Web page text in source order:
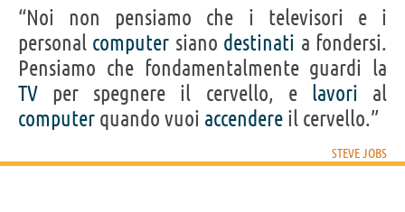
“Noi non pensiamo che i televisori e i
personal computer siano destinati a fondersi.
Pensiamo che fondamentalmente guardi la
TV per spegnere il cervello, e lavori al
computer quando vuoi accendere il cervello.”
STEVE JOBS